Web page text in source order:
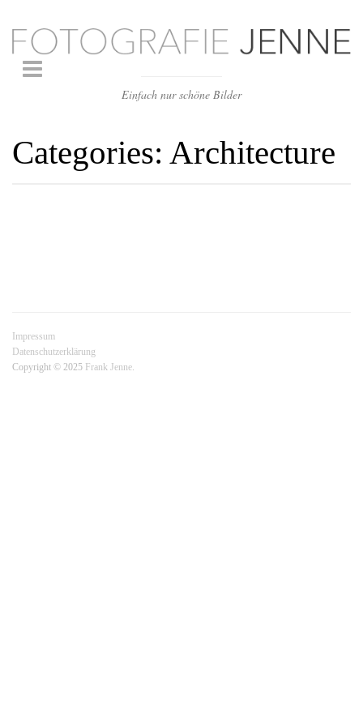
Einfach nur schöne Bilder
Categories: Architecture
Impressum
Datenschutzerklärung
Copyright © 2025 Frank Jenne.